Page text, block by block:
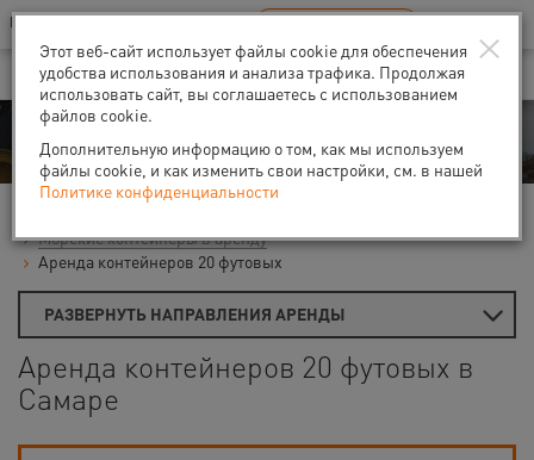
Ваш город:Самара
В Вашем регионе нет наших офисов RU EN
Аренда
Морские контейнеры в аренду
Аренда контейнеров 20 футовых
РАЗВЕРНУТЬ НАПРАВЛЕНИЯ АРЕНДЫ
Аренда контейнеров 20 футовых в
Самаре
×
Этот веб-сайт использует файлы cookie для обеспечения
удобства использования и анализа трафика. Продолжая
использовать сайт, вы соглашаетесь с использованием
файлов cookie.
Дополнительную информацию о том, как мы используем
файлы cookie, и как изменить свои настройки, см. в нашей
Политике конфиденциальности